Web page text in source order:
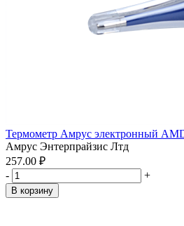
Термометр Амрус электронный
Амрус Энтерпрайзис Лтд
257.00 ₽
-
+
В корзину